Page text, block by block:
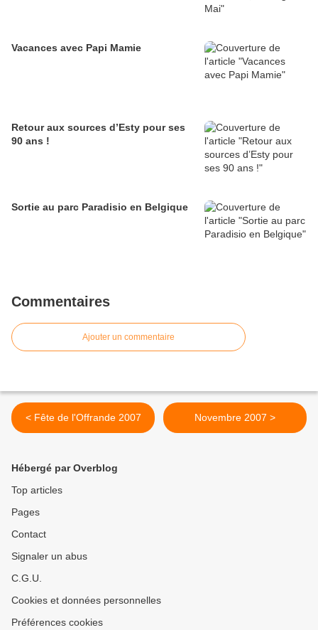
Vacances avec Papi Mamie
Retour aux sources d’Esty pour ses
90 ans !
Sortie au parc Paradisio en Belgique
Commentaires
Ajouter un commentaire
< Fête de l'Offrande 2007 Novembre 2007 >
Hébergé par Overblog
Top articles
Pages
Contact
Signaler un abus
C.G.U.
Cookies et données personnelles
Préférences cookies